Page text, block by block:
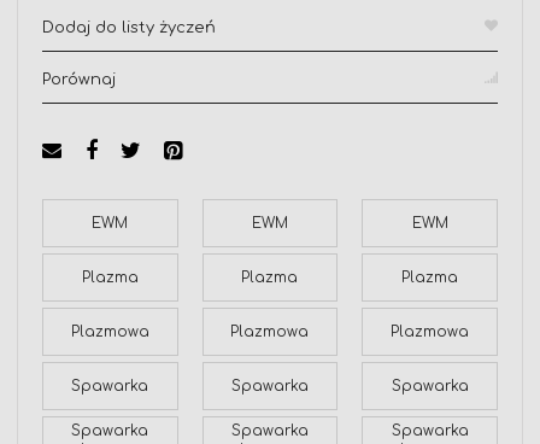
Dodaj do listy życzeń
Porównaj
EWM EWM EWM
Plazma Plazma Plazma
Plazmowa Plazmowa Plazmowa
Spawarka Spawarka Spawarka
Spawarka
Spawarka
Spawarka